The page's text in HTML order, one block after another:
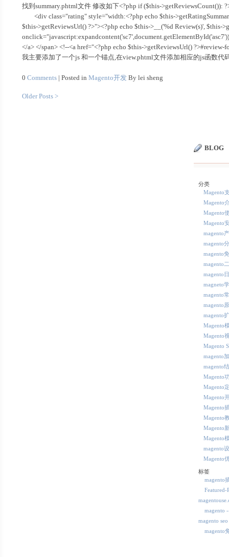
找到summary.phtml文件 修改如下<?php if ($this-
<div class="rating" style="width:<?php echo $this-
$this->getReviewsUrl() ?>"><?php echo $this->__('%d Review(s)',
</a> </span> <!--<a href="<?php echo $this->getReviewsUrl()
我主要添加了一个js 和一个锚点,在view.phtml文件添加相应的js函数代
0Comments | Posted inMagento开发 By lei sheng
Older Posts >
BLOG
分类
Magento
Magento
Magento
Magento
magento
magento
magento
magento
magento
magneto
magento
magento
magento
Magento
Magento
Magento
magento
magento
Magento
Magento
Magento
Magento
Magento
Magento
Magento
magento
Magento
标签
magento
Featured-
magento
magento seo
magento